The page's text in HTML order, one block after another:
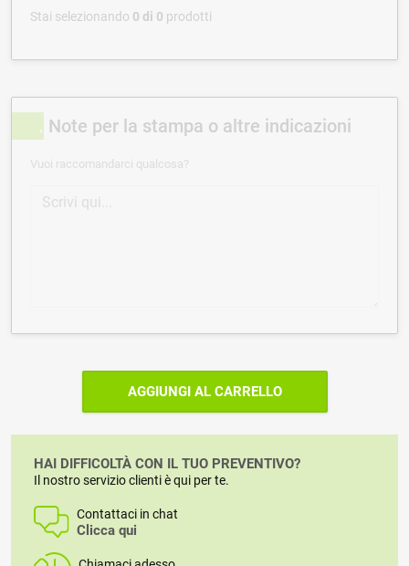
Stai selezionando 0 di 0 prodotti
Note per la stampa o altre indicazioni
Vuoi raccomandarci qualcosa?
AGGIUNGI AL CARRELLO
HAI DIFFICOLTÀ CON IL TUO PREVENTIVO?
Il nostro servizio clienti è qui per te.
Contattaci in chat
Clicca qui